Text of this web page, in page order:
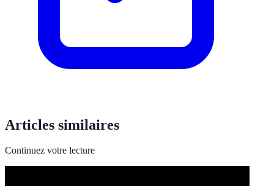
Articles similaires
Continuez votre lecture